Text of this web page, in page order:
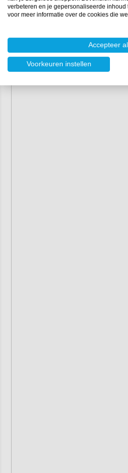
verbeteren en je gepersonaliseerde
voor meer informatie over de cookies die
Accepteer
Voorkeuren instellen